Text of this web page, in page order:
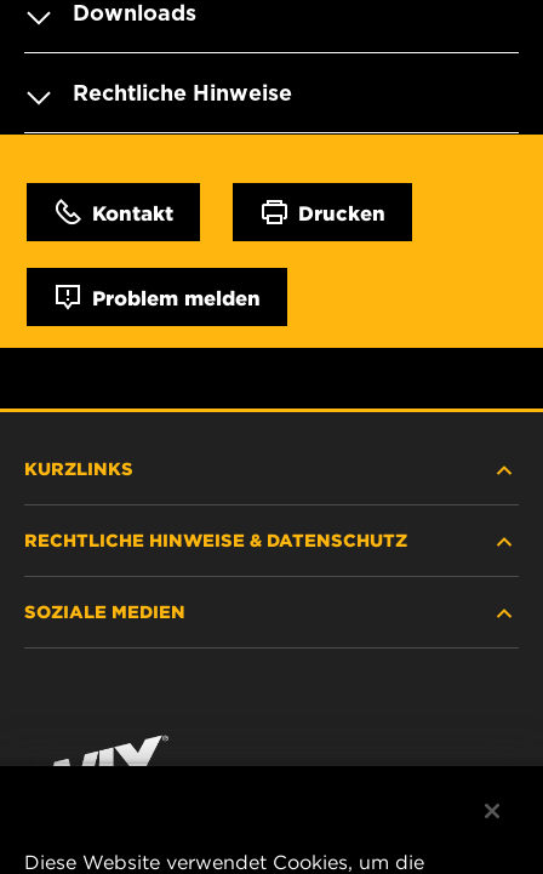
Downloads
Rechtliche Hinweise
Kontakt Drucken
Problem melden
KURZLINKS
HÄNDLERSUCHE
KONTAKT
RECHTLICHE HINWEISE & DATENSCHUTZ
IMPRESSUM
SOZIALE MEDIEN
YouTube
Diese Website verwendet Cookies, um die